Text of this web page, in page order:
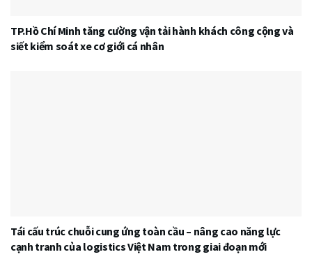
TP.Hồ Chí Minh tăng cường vận tải hành khách công cộng và
siết kiểm soát xe cơ giới cá nhân
Tái cấu trúc chuỗi cung ứng toàn cầu – nâng cao năng lực
cạnh tranh của logistics Việt Nam trong giai đoạn mới